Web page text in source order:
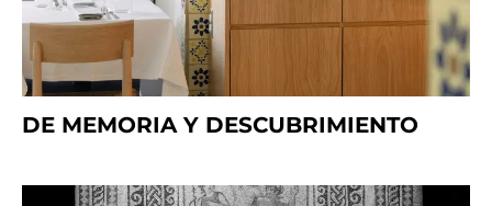
DE MEMORIA Y DESCUBRIMIENTO